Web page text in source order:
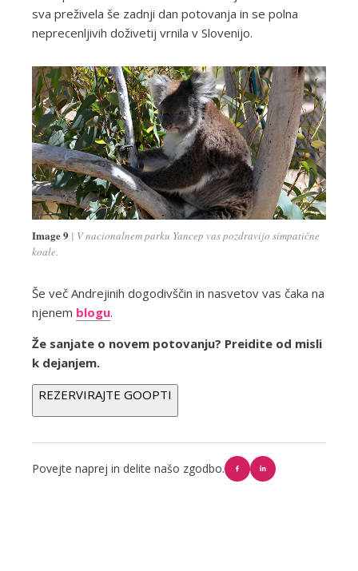
sva preživela še zadnji dan potovanja in se polna
neprecenljivih doživetij vrnila v Slovenijo.
Image 9
V nacionalnem parku Yancep vas pozdravijo simpatične
koale.
Še več Andrejinih dogodivščin in nasvetov vas čaka na
njenem blogu.
Že sanjate o novem potovanju? Preidite od misli
k dejanjem.
REZERVIRAJTE GOOPTI
Povejte naprej in delite našo zgodbo.